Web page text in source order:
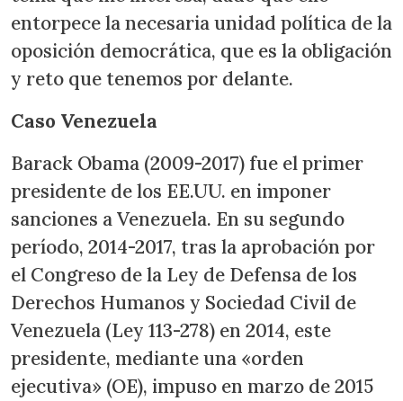
entorpece la necesaria unidad política de la
oposición democrática, que es la obligación
y reto que tenemos por delante.
Caso Venezuela
Barack Obama (2009-2017) fue el primer
presidente de los EE.UU. en imponer
sanciones a Venezuela. En su segundo
período, 2014-2017, tras la aprobación por
el Congreso de la Ley de Defensa de los
Derechos Humanos y Sociedad Civil de
Venezuela (Ley 113-278) en 2014, este
presidente, mediante una «orden
ejecutiva» (OE), impuso en marzo de 2015